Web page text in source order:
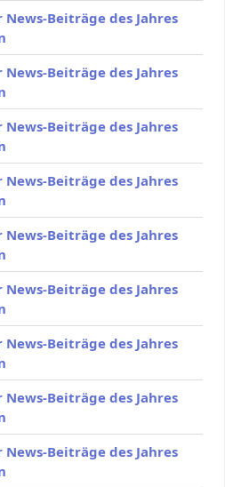
News-Beiträge des Jahres
News-Beiträge des Jahres
News-Beiträge des Jahres
News-Beiträge des Jahres
News-Beiträge des Jahres
News-Beiträge des Jahres
News-Beiträge des Jahres
News-Beiträge des Jahres
News-Beiträge des Jahres